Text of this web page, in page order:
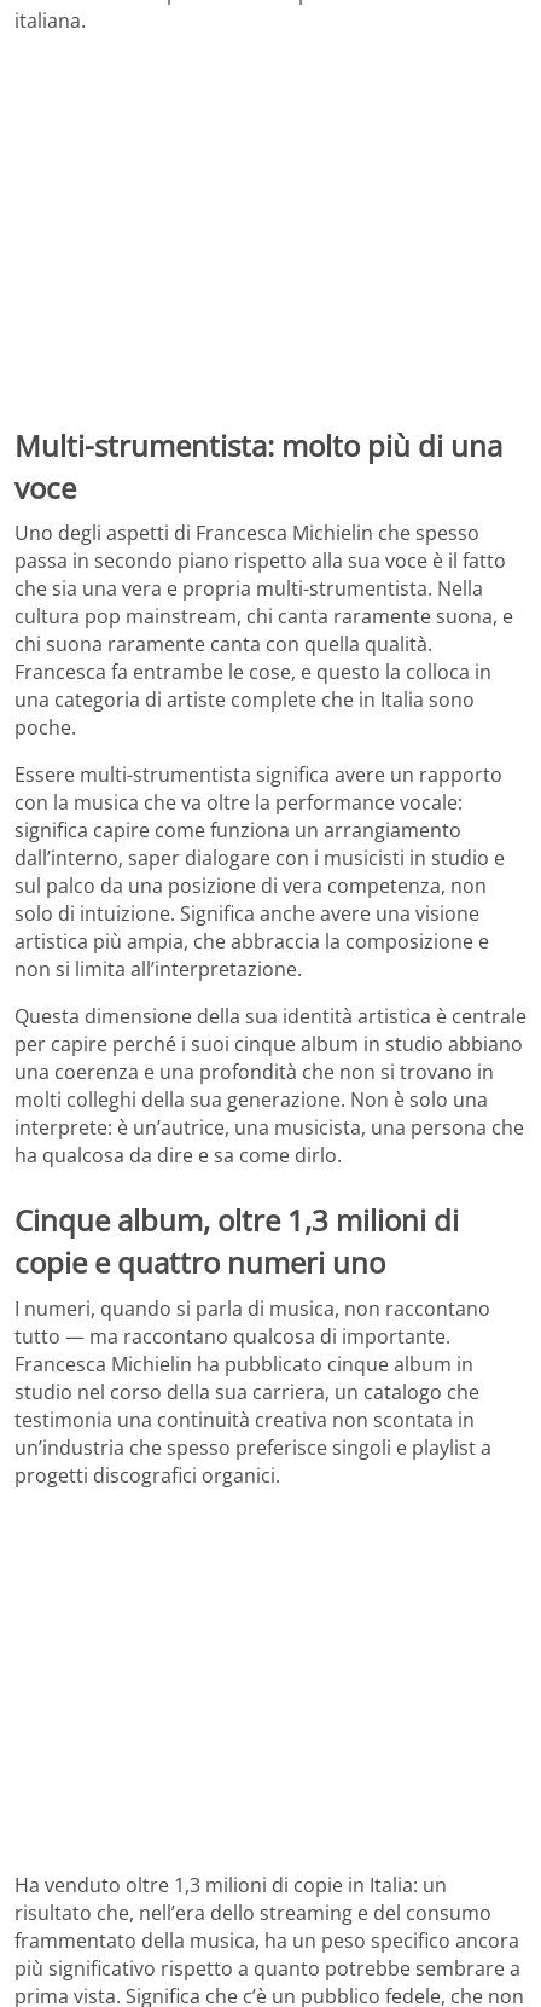
italiana.
Multi-strumentista: molto più di una
voce
Uno degli aspetti di Francesca Michielin che spesso
passa in secondo piano rispetto alla sua voce è il fatto
che sia una vera e propria multi-strumentista. Nella
cultura pop mainstream, chi canta raramente suona, e
chi suona raramente canta con quella qualità.
Francesca fa entrambe le cose, e questo la colloca in
una categoria di artiste complete che in Italia sono
poche.
Essere multi-strumentista significa avere un rapporto
con la musica che va oltre la performance vocale:
significa capire come funziona un arrangiamento
dall’interno, saper dialogare con i musicisti in studio e
sul palco da una posizione di vera competenza, non
solo di intuizione. Significa anche avere una visione
artistica più ampia, che abbraccia la composizione e
non si limita all’interpretazione.
Questa dimensione della sua identità artistica è centrale
per capire perché i suoi cinque album in studio abbiano
una coerenza e una profondità che non si trovano in
molti colleghi della sua generazione. Non è solo una
interprete: è un’autrice, una musicista, una persona che
ha qualcosa da dire e sa come dirlo.
Cinque album, oltre 1,3 milioni di
copie e quattro numeri uno
I numeri, quando si parla di musica, non raccontano
tutto — ma raccontano qualcosa di importante.
Francesca Michielin ha pubblicato cinque album in
studio nel corso della sua carriera, un catalogo che
testimonia una continuità creativa non scontata in
un’industria che spesso preferisce singoli e playlist a
progetti discografici organici.
Ha venduto oltre 1,3 milioni di copie in Italia: un
risultato che, nell’era dello streaming e del consumo
frammentato della musica, ha un peso specifico ancora
più significativo rispetto a quanto potrebbe sembrare a
prima vista. Significa che c’è un pubblico fedele, che non